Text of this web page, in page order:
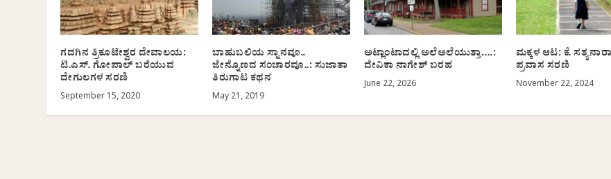
ಗದಗಿನ ತ್ರಿಕೂಟೇಶ್ವರ ದೇವಾಲಯ:
ಟಿ.ಎಸ್. ಗೋಪಾಲ್ ಬರೆಯುವ
ದೇಗುಲಗಳ ಸರಣಿ
September 15, 2020
ಬಾಹುಬಲಿಯ ಸ್ನಾನವೂ..
ಜೇನ್ನೊಣದ ಸಂಚಾರವೂ..: ಸುಜಾತಾ
ತಿರುಗಾಟ ಕಥನ
May 21, 2019
ಅಟ್ಲಾಂಟಾದಲ್ಲಿ ಅಲೆಅಲೆಯುತ್ತಾ….:
ದೇವಿಕಾ ನಾಗೇಶ್‌ ಬರಹ
June 22, 2026
ಮಕ್ಕಳ ಆಟ: ಕೆ.
ಪ್ರವಾಸ ಸರಣಿ
November 22, 2024